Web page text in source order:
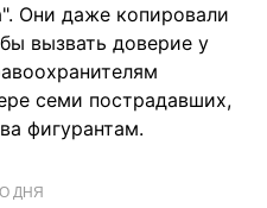
Они даже копировали
вызвать доверие у
семи пострадавших,
фигурантам.
ДНЯ